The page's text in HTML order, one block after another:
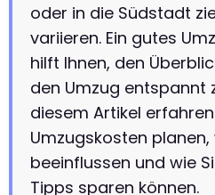
oder in die Südstadt
variieren. Ein gutes
hilft Ihnen, den
den Umzug entspannt
diesem Artikel
Umzugskosten
beeinflussen und wie
Tipps sparen können.